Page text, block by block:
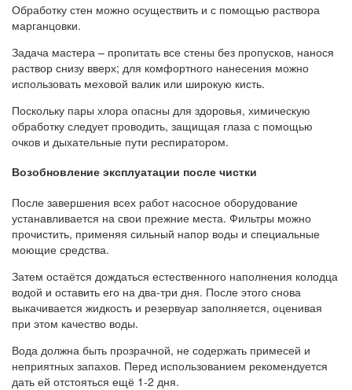
Обработку стен можно осуществить и с помощью раствора
марганцовки.
Задача мастера – пропитать все стены без пропусков, нанося
раствор снизу вверх; для комфортного нанесения можно
использовать меховой валик или широкую кисть.
Поскольку пары хлора опасны для здоровья, химическую
обработку следует проводить, защищая глаза с помощью
очков и дыхательные пути респиратором.
Возобновление эксплуатации после чистки
После завершения всех работ насосное оборудование
устанавливается на свои прежние места. Фильтры можно
прочистить, применяя сильный напор воды и специальные
моющие средства.
Затем остаётся дождаться естественного наполнения колодца
водой и оставить его на два-три дня. После этого снова
выкачивается жидкость и резервуар заполняется, оценивая
при этом качество воды.
Вода должна быть прозрачной, не содержать примесей и
неприятных запахов. Перед использованием рекомендуется
дать ей отстояться ещё 1-2 дня.